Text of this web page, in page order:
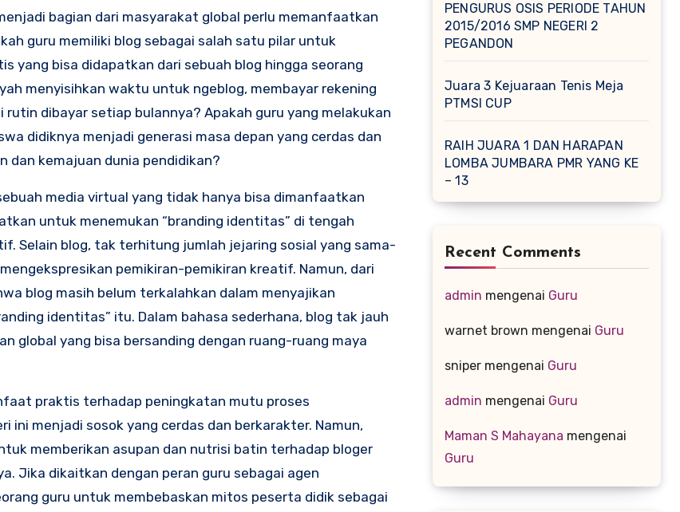
bagian dari masyarakat global perlu memanfaatkan
guru memiliki blog sebagai salah satu pilar untuk
yang bisa didapatkan dari sebuah blog hingga seorang
menyisihkan waktu untuk ngeblog, membayar rekening
dibayar setiap bulannya? Apakah guru yang melakukan
didiknya menjadi generasi masa depan yang cerdas dan
dan kemajuan dunia pendidikan?
media virtual yang tidak hanya bisa dimanfaatkan
untuk menemukan “branding identitas” di tengah
Selain blog, tak terhitung jumlah jejaring sosial yang sama-
pemikiran-pemikiran kreatif. Namun, dari
blog masih belum terkalahkan dalam menyajikan
identitas” itu. Dalam bahasa sederhana, blog tak jauh
global yang bisa bersanding dengan ruang-ruang maya
praktis terhadap peningkatan mutu proses
ini menjadi sosok yang cerdas dan berkarakter. Namun,
memberikan asupan dan nutrisi batin terhadap bloger
Jika dikaitkan dengan peran guru sebagai agen
guru untuk membebaskan mitos peserta didik sebagai
PENGURUS OSIS PERIODE TAHUN
2015/2016 SMP NEGERI 2
PEGANDON
Juara 3 Kejuaraan Tenis Meja
PTMSI CUP
RAIH JUARA 1 DAN HARAPAN
LOMBA JUMBARA PMR YANG KE
– 13
Recent Comments
admin mengenai Guru
warnet brown mengenai Guru
sniper mengenai Guru
admin mengenai Guru
Maman S Mahayana mengenai
Guru